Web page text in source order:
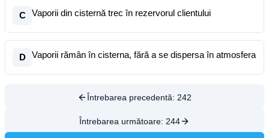
C Vaporii din cisternă trec în rezervorul clientului
D Vaporii rămân în cisterna, fără a se dispersa în atmosfera
Întrebarea precedentă: 242
Întrebarea următoare: 244